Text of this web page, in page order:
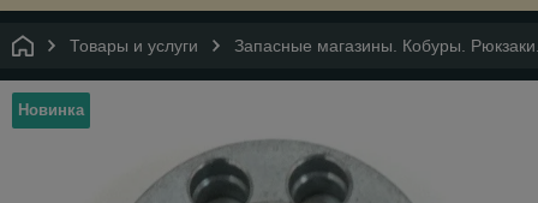
Товары и услуги Запасные магазины. Кобуры.
Новинка